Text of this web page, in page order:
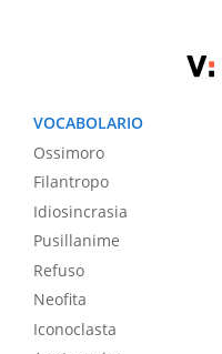
VOCABOLARIO
Ossimoro
Filantropo
Idiosincrasia
Pusillanime
Refuso
Neofita
Iconoclasta